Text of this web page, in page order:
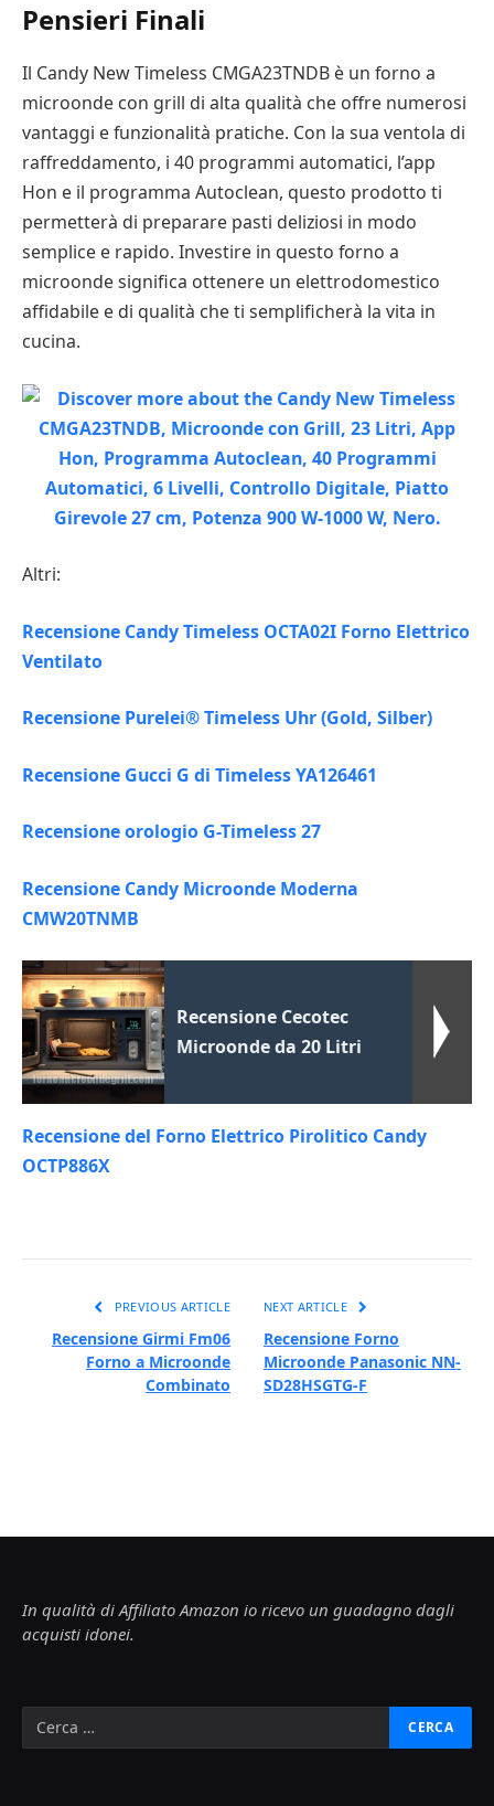
Pensieri Finali
Il Candy New Timeless CMGA23TNDB è un forno a
microonde con grill di alta qualità che offre numerosi
vantaggi e funzionalità pratiche. Con la sua ventola di
raffreddamento, i 40 programmi automatici, l’app
Hon e il programma Autoclean, questo prodotto ti
permetterà di preparare pasti deliziosi in modo
semplice e rapido. Investire in questo forno a
microonde significa ottenere un elettrodomestico
affidabile e di qualità che ti semplificherà la vita in
cucina.
Altri:
Recensione Candy Timeless OCTA02I Forno Elettrico
Ventilato
Recensione Purelei® Timeless Uhr (Gold, Silber)
Recensione Gucci G di Timeless YA126461
Recensione orologio G-Timeless 27
Recensione Candy Microonde Moderna
CMW20TNMB
Recensione Cecotec
Microonde da 20 Litri
Recensione del Forno Elettrico Pirolitico Candy
OCTP886X
PREVIOUS ARTICLE
Recensione Girmi Fm06
Forno a Microonde
Combinato
NEXT ARTICLE
Recensione Forno
Microonde Panasonic NN-
SD28HSGTG-F
In qualità di Affiliato Amazon io ricevo un guadagno dagli
acquisti idonei.